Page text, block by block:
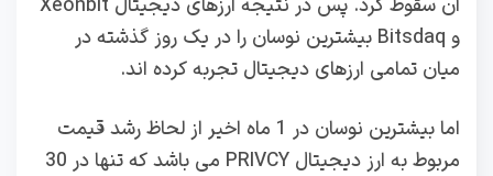
و Bitsdaq بیشترین نوسان را در یک روز گذشته در
میان تمامی ارزهای دیجیتال تجربه کرده اند.
اما بیشترین نوسان در 1 ماه اخیر از لحاظ رشد قیمت
مربوط به ارز دیجیتال PRIVCY می باشد که تنها در 30